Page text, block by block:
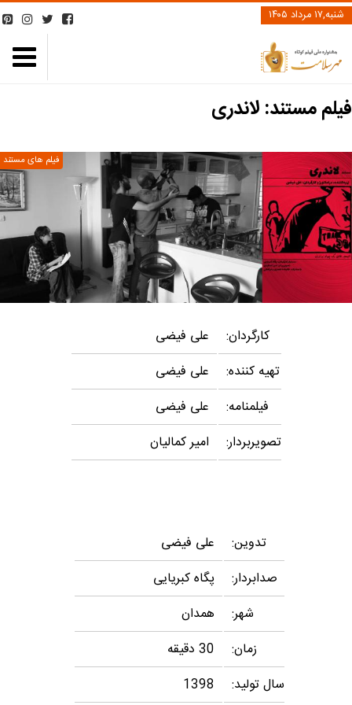
شنبه,۱۷ مرداد ۱۴۰۵
فیلم مستند: ‌لاندری
فیلم های مستند
کارگردان:
علی فیضی
تهیه کننده:
علی فیضی
فیلمنامه:
علی فیضی
تصویربردار:
امیر کمالیان
تدوین:
علی فیضی
صدابردار:
پگاه کبریایی
شهر:
همدان
زمان:
30 دقیقه
سال تولید:
1398